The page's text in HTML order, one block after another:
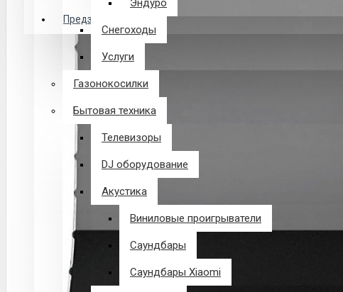
Предзаказ из Китая
В корзине пусто!
Эндуро
Снегоходы
Услуги
Газонокосилки
Бытовая техника
Телевизоры
DJ оборудование
Акустика
Виниловые проигрыватели
Саундбары
Саундбары Xiaomi